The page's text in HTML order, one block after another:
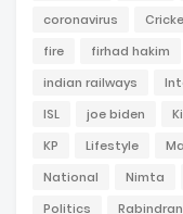
coronavirus
fire
firhad hakim
indian railways
ISL
joe biden
KP
Lifestyle
National
Nimta
Politics